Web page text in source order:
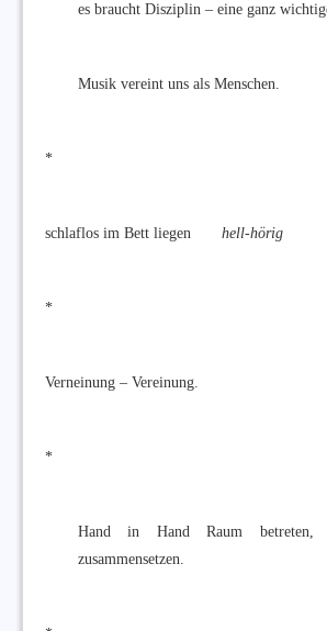
es braucht Disziplin – eine ganz
Musik vereint uns als Menschen.
*
schlaflos im Bett liegen hell-hörig
*
Verneinung – Vereinung.
*
Hand in Hand Raum
zusammensetzen.